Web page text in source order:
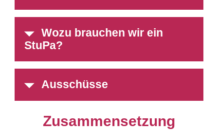
Wozu brauchen wir ein
StuPa?
Ausschüsse
Zusammensetzung